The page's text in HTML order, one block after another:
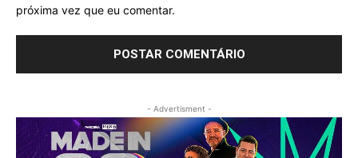
próxima vez que eu comentar.
- Advertisment -